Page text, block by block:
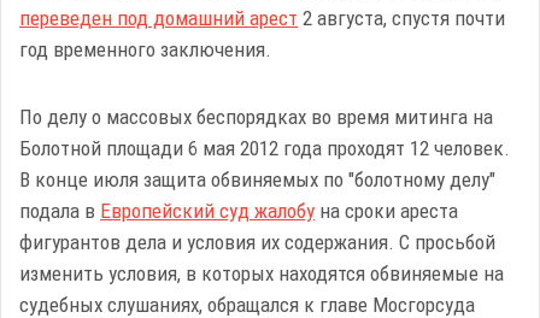
переведен под домашний арест 2 августа, спустя почти
год временного заключения.
По делу о массовых беспорядках во время митинга на
Болотной площади 6 мая 2012 года проходят 12 человек.
В конце июля защита обвиняемых по "болотному делу"
подала в Европейский суд жалобу на сроки ареста
фигурантов дела и условия их содержания. С просьбой
изменить условия, в которых находятся обвиняемые на
судебных слушаниях, обращался к главе Мосгорсуда